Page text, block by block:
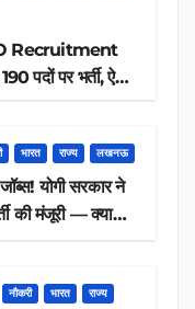
Recruitment
पदों पर भर्ती, ऐसे
भारत राज्य लखनऊ
योगी सरकार ने
की मंजूरी — क्या
नौकरी भारत राज्य